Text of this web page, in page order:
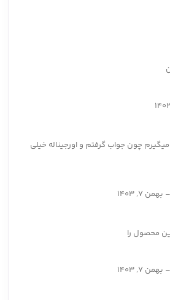
چون جواب گرفتم و اورجیناله خیلی
– بهمن 7, 1403
محصول را
– بهمن 7, 1403